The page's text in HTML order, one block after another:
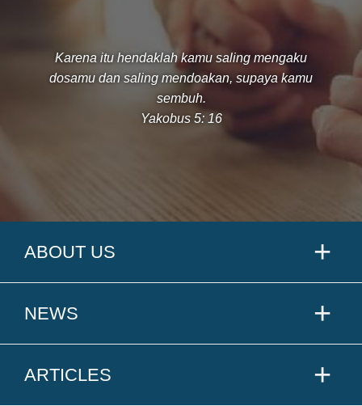
Karena itu hendaklah kamu saling mengaku
dosamu dan saling mendoakan, supaya kamu
sembuh.
Yakobus 5: 16
ABOUT US
NEWS
ARTICLES